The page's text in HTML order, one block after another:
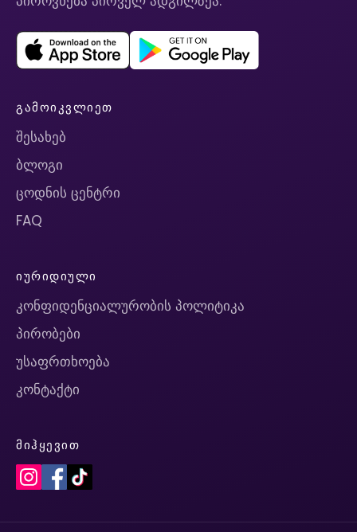
ᲒᲐᲛᲝᲘᲙᲕᲚᲘᲔᲗ
შესახებ
ბლოგი
ცოდნის ცენტრი
FAQ
ᲘᲣᲠᲘᲓᲘᲣᲚᲘ
კონფიდენციალურობის პოლიტიკა
პირობები
უსაფრთხოება
კონტაქტი
ᲛᲘᲰᲧᲔᲕᲘᲗ